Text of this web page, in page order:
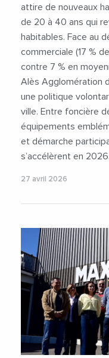
attire de nouveaux
de 20 à 40 ans qui
habitables. Face au
commerciale (17 %
contre 7 % en
Alès Agglomération
une politique
ville. Entre foncière
équipements
et démarche
s’accélèrent en
27 avril 2026